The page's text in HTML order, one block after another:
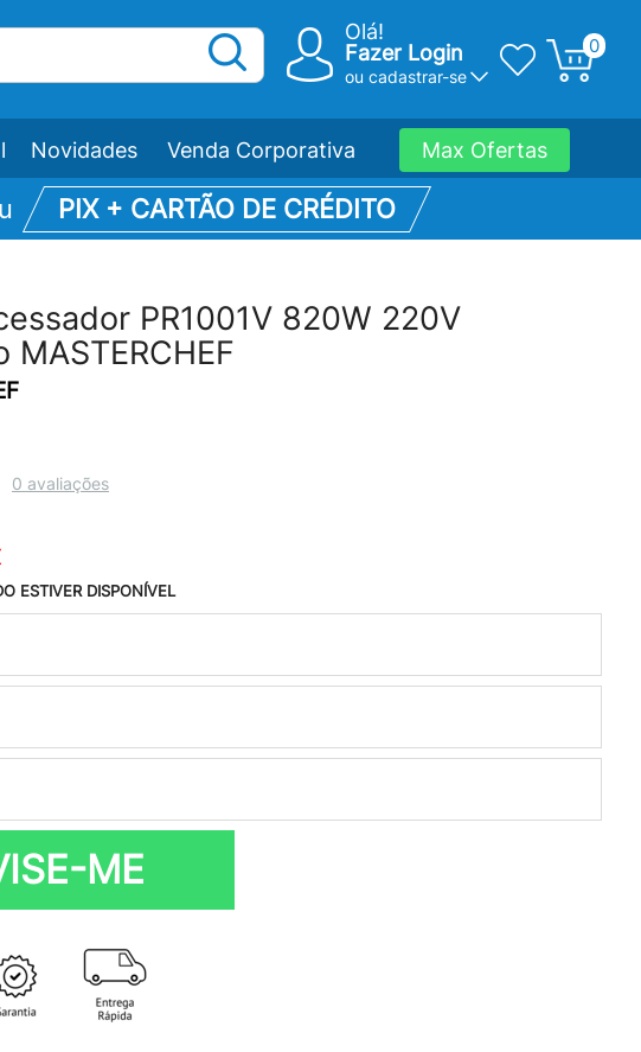
Olá!
Fazer Login
ou cadastrar-se
0
Novidades Venda Corporativa Max Ofertas
PIX + CARTÃO DE CRÉDITO
PR1001V 820W 220V
MASTERCHEF
0 avaliações
ESTIVER DISPONÍVEL
ME